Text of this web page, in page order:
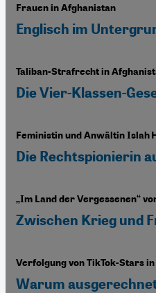
Frauen in Afghanistan
Englisch im
Taliban-Strafrecht in
Die Vier-Klassen-
Feministin und Anwältin Islah
Die Rechtspionierin
„Im Land der Vergessenen“
Zwischen Krieg und
Verfolgung von TikTok-Stars
Warum